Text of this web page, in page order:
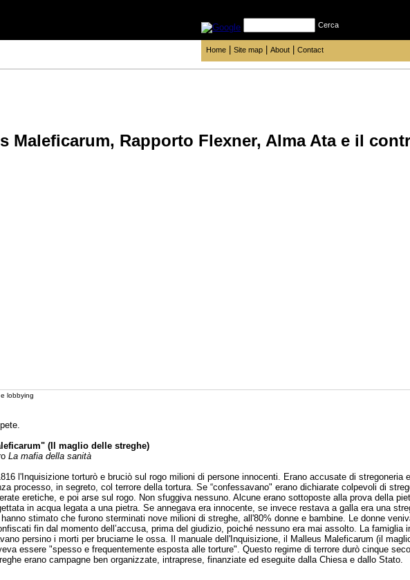
Cerca
Home Site map About Contact
Maleficarum, Rapporto Flexner, Alma Ata e il
lobbying
(Il maglio delle streghe)
La mafia della sanità
l'Inquisizione torturò e bruciò sul rogo milioni di persone innocenti. Erano accusate di stregoneria
processo, in segreto, col terrore della tortura. Se “confessavano" erano dichiarate colpevoli di
eretiche, e poi arse sul rogo. Non sfuggiva nessuno. Alcune erano sottoposte alla prova della
in acqua legata a una pietra. Se annegava era innocente, se invece restava a galla era una
stimato che furono sterminati nove milioni di streghe, all'80% donne e bambine. Le donne
fin dal momento dell’accusa, prima del giudizio, poiché nessuno era mai assolto. La famiglia
persino i morti per bruciarne le ossa. Il manuale dell'Inquisizione, il Malleus Maleficarum (il
essere "spesso e frequentemente esposta alle torture". Questo regime di terrore durò cinque
erano campagne ben organizzate, intraprese, finanziate ed eseguite dalla Chiesa e dallo Stato.